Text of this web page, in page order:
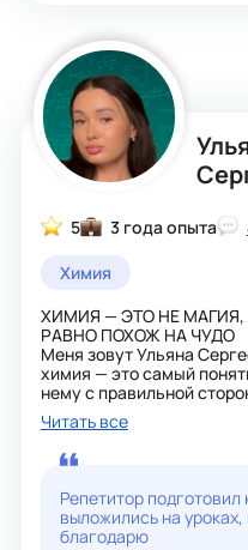
5 3 года опыта
Химия
ХИМИЯ — ЭТО НЕ МАГИЯ,
РАВНО ПОХОЖ НА ЧУДО
Меня зовут Ульяна
химия — это самый
нему с правильной
Мой метод: «На пальцах,
Если вы думали, что у
мы просто ещё не
МОИ РЕЗУЛЬТАТЫ:
ОГЭ: мои ученики сдают
(максимальный балл —
ЕГЭ: стабильно 80–90+
Читать все
Репетитор
выложились на
благодарю